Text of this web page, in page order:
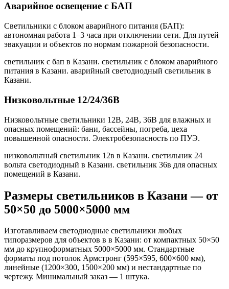
Аварийное освещение с БАП
Светильники с блоком аварийного питания (БАП):
автономная работа 1–3 часа при отключении сети. Для путей
эвакуации и объектов по нормам пожарной безопасности.
светильник с бап в Казани. светильник с блоком аварийного
питания в Казани. аварийный светодиодный светильник в
Казани.
Низковольтные 12/24/36В
Низковольтные светильники 12В, 24В, 36В для влажных и
опасных помещений: бани, бассейны, погреба, цеха
повышенной опасности. Электробезопасность по ПУЭ.
низковольтный светильник 12в в Казани. светильник 24
вольта светодиодный в Казани. светильник 36в для опасных
помещений в Казани.
Размеры светильников в Казани— от
50×50 до 5000×5000 мм
Изготавливаем светодиодные светильники любых
типоразмеров для объектов в в Казани: от компактных 50×50
мм до крупноформатных 5000×5000 мм. Стандартные
форматы под потолок Армстронг (595×595, 600×600 мм),
линейные (1200×300, 1500×200 мм) и нестандартные по
чертежу. Минимальный заказ — 1 штука.